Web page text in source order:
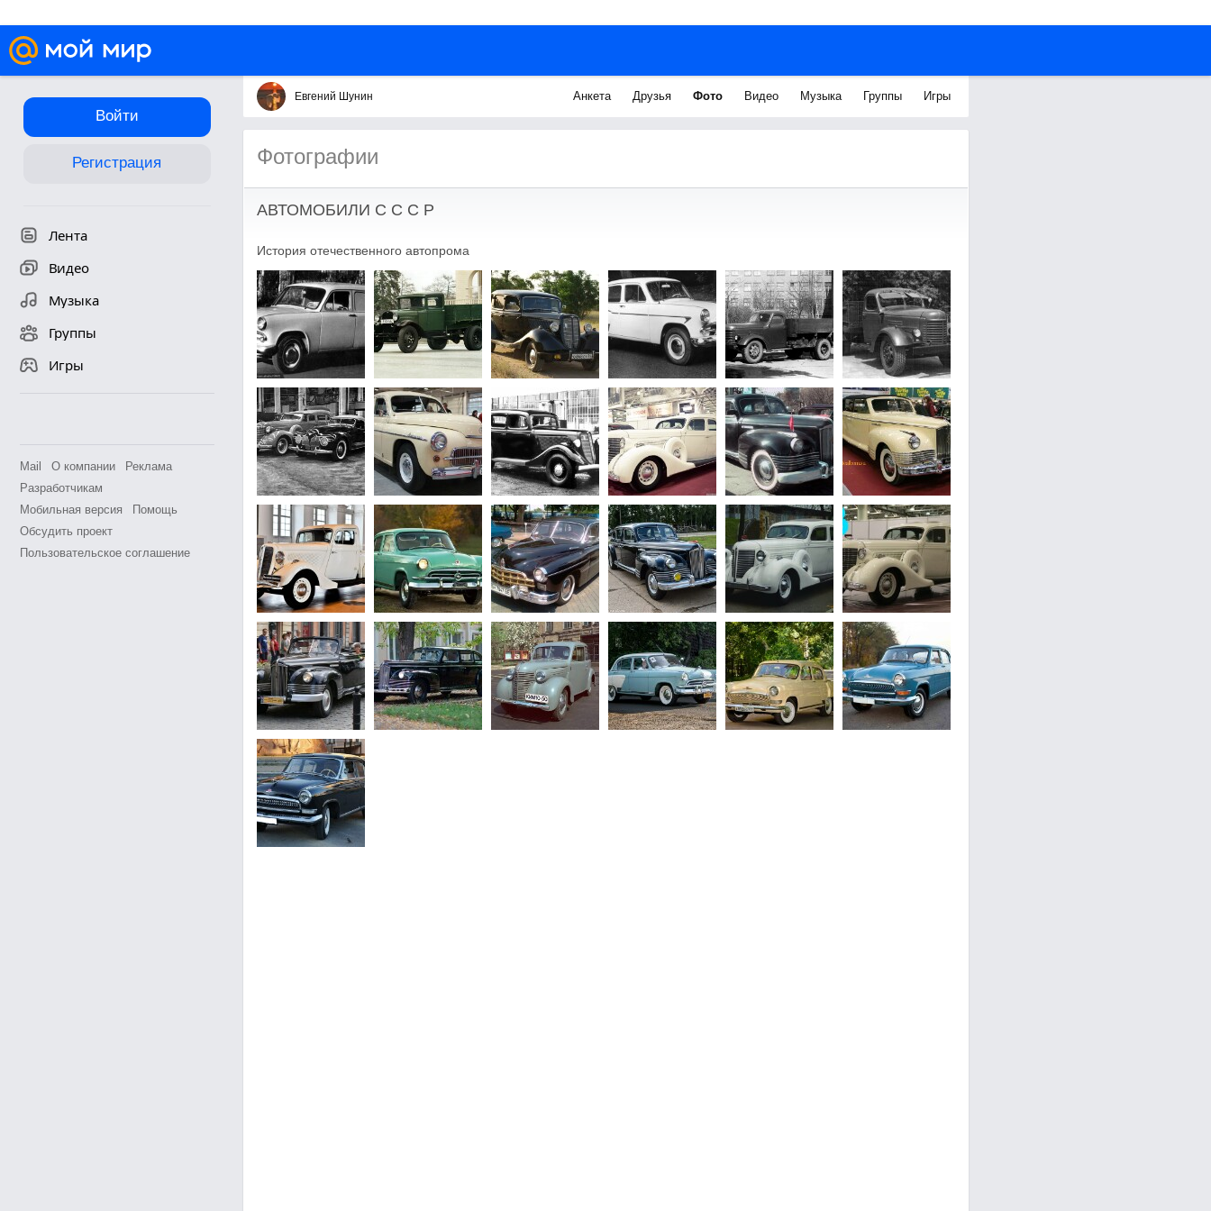
Войти
Регистрация
Лента
Видео
Музыка
Группы
Игры
Mail О компании
Реклама
Разработчикам
Мобильная версия
Помощь
Обсудить проект
Пользовательское соглашение
Евгений Шунин Анкета Друзья Фото Видео Музыка Группы Игры
Фотографии
АВТОМОБИЛИ С С С Р
История отечественного автопрома